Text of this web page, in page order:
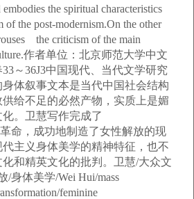
the spiritual characteristics
of the post-modernism.On the other
the criticism of the main
作者单位：北京师范大学中文
～36J3中国现代、当代文学研究
身体叙事文本是当代中国社会结构
给不足的必然产物，实质上是媚
。卫慧写作完成了
命，成功地制造了女性解放的现
主义身体美学的精神特征，也不
和精英文化的批判。卫慧/大众文
/身体美学/Wei Hui/mass
feminine